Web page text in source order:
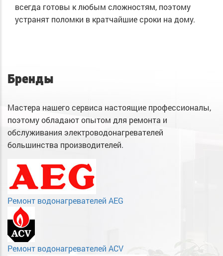
всегда готовы к любым сложностям, поэтому
устранят поломки в кратчайшие сроки на дому.
Бренды
Мастера нашего сервиса настоящие профессионалы,
поэтому обладают опытом для ремонта и
обслуживания электроводонагревателей
большинства производителей.
Ремонт водонагревателей AEG
Ремонт водонагревателей ACV